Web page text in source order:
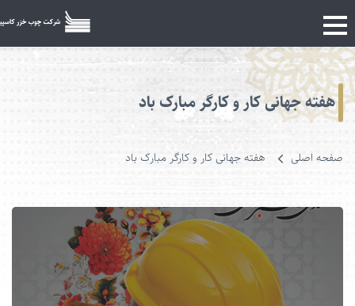
هفته جهانی کار و کارگر مبارک باد
اصلی هفته جهانی کار و کارگر مبارک باد